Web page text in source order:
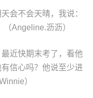
会不会天晴，我说：
（Angeline.沥沥）
近快期末考了，看他
信心吗？他说至少进
）